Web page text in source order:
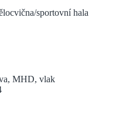
sportovní hala
MHD, vlak